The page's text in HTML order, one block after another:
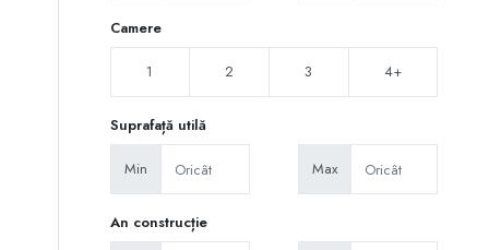
Camere
1 2 3 4+
Suprafață utilă
Min Max
An construcție